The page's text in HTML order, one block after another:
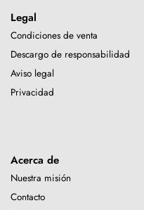
Legal
Condiciones de venta
Descargo de responsabilidad
Aviso legal
Privacidad
Acerca de
Nuestra misión
Contacto